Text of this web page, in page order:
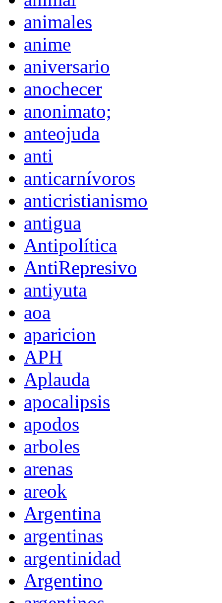
animales
anime
aniversario
anochecer
anonimato;
anteojuda
anti
anticarnívoros
anticristianismo
antigua
Antipolítica
AntiRepresivo
antiyuta
aoa
aparicion
APH
Aplauda
apocalipsis
apodos
arboles
arenas
areok
Argentina
argentinas
argentinidad
Argentino